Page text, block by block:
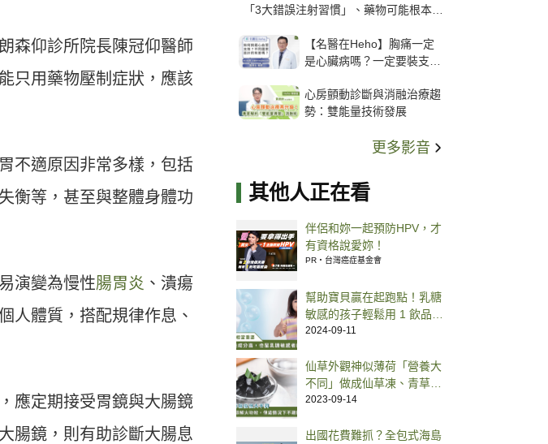
森仰診所院長陳冠仰醫師
只用藥物壓制症狀，應該
不適原因非常多樣，包括
衡等，甚至與整體身體功
演變為慢性腸胃炎 、潰瘍
人體質，搭配規律作息、
應定期接受胃鏡與大腸鏡
大腸鏡，則有助診斷大腸息
「3大錯誤注射習慣」、藥物可能根本沒
【名醫在Heho】胸痛一定
是心臟病嗎？一定要裝支
解析支架種類、風險與選擇
關鍵
心房顫動診斷與消融治療趨
勢：雙能量技術發展
更多影音
其他人正在看
伴侶和妳一起預防HPV，才
有資格說愛妳！
PR・台灣癌症基金會
幫助寶貝贏在起跑點！乳糖
敏感的孩子輕鬆用 1 飲品替
換牛奶就能補好鈣
2024-09-11
仙草外觀神似薄荷「營養大
不同」做成仙草凍、青草茶
降火，但有1種人要少吃
2023-09-14
出國花費難抓？全包式海島